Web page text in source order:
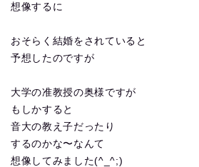
想像するに
おそらく結婚をされていると
予想したのですが
大学の准教授の奥様ですが
もしかすると
音大の教え子だったり
するのかな〜なんて
想像してみました(^_^;)